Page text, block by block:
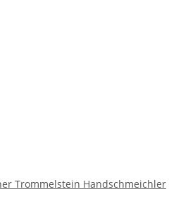
Trommelstein Handschmeichler